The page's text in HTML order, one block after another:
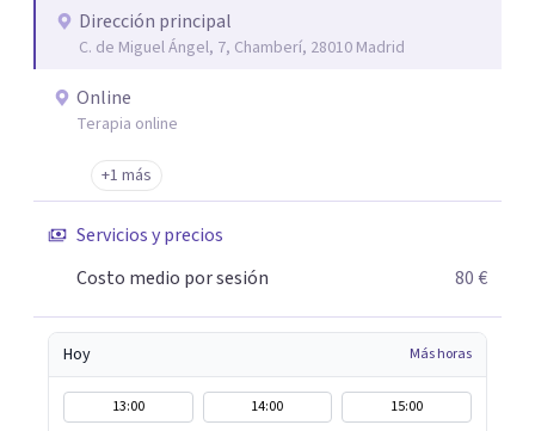
además con un servicio de hipnosis regresiva para el
trabajo de "Terapia del Alma".
Dirección principal
C. de Miguel Ángel, 7, Chamberí, 28010 Madrid
Online
Terapia online
+1 más
Servicios y precios
Costo medio por sesión
80 €
Hoy Más horas
13:00 14:00
15:00